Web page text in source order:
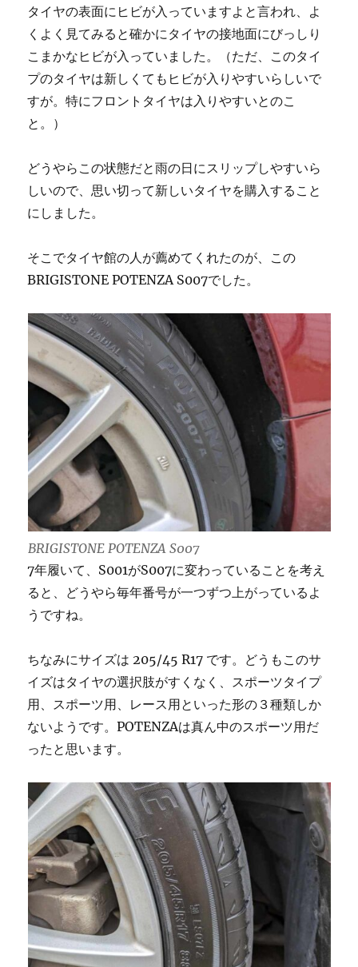
年
に
履
き
え
に
タイヤの表面にヒビが入っていますよと言われ、よ
くよく見てみると確かにタイヤの接地面にびっしり
こまかなヒビが入っていました。（ただ、このタイ
プのタイヤは新しくてもヒビが入りやすいらしいで
すが。特にフロントタイヤは入りやすいとのこ
と。）
どうやらこの状態だと雨の日にスリップしやすいら
しいので、思い切って新しいタイヤを購入すること
にしました。
そこでタイヤ館の人が薦めてくれたのが、この
BRIGISTONE POTENZA S007でした。
BRIGISTONE POTENZA S007
7年履いて、S001がS007に変わっていることを考え
ると、どうやら毎年番号が一つずつ上がっているよ
うですね。
ちなみにサイズは 205/45 R17 です。どうもこのサ
イズはタイヤの選択肢がすくなく、スポーツタイプ
用、スポーツ用、レース用といった形の３種類しか
ないようです。POTENZAは真ん中のスポーツ用だ
ったと思います。